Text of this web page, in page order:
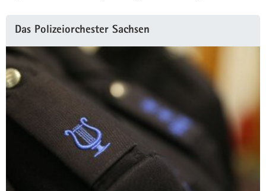
Information
Das Polizeiorchester Sachsen